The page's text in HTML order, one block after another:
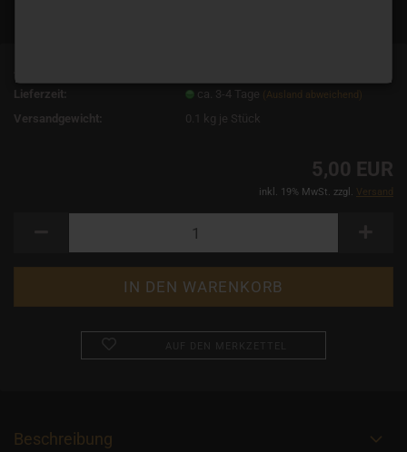
Lieferzeit:
ca. 3-4 Tage (Ausland abweichend)
Versandgewicht: 0.1 kg je Stück
5,00 EUR
inkl. 19% MwSt. zzgl. Versand
Beschreibung